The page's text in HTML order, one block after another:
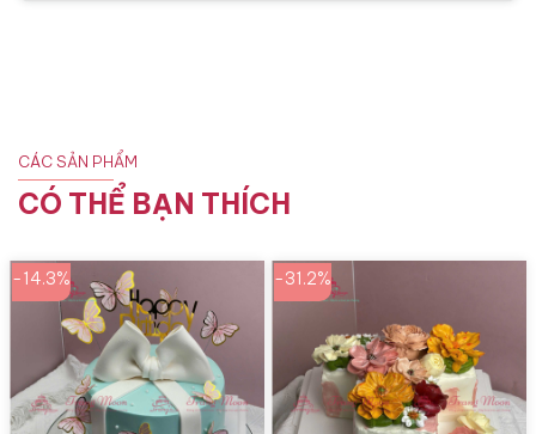
CÁC SẢN PHẨM
CÓ THỂ BẠN THÍCH
-14.3% -31.2%